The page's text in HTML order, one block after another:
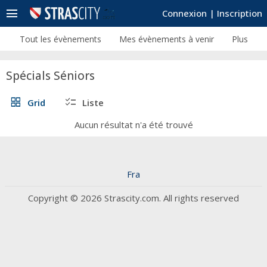
Connexion | Inscription
menu
Tout les évènements Mes évènements à venir Plus
Spécials Séniors
grid_view Grid checklist Liste
Aucun résultat n'a été trouvé
Fra
Copyright © 2026 Strascity.com. All rights reserved